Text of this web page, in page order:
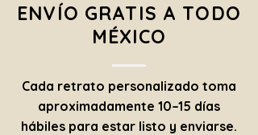
ENVÍO GRATIS A TODO
MÉXICO
Cada retrato personalizado toma
aproximadamente 10–15 días
hábiles para estar listo y enviarse.